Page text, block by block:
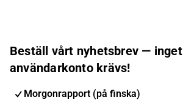
Beställ vårt nyhetsbrev — inget
användarkonto krävs!
Morgonrapport (på finska)